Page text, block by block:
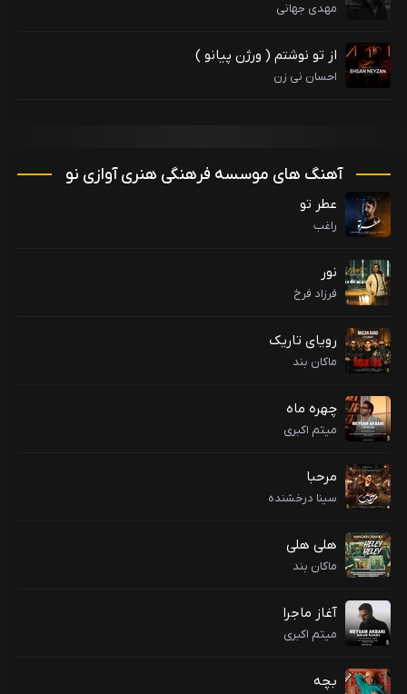
مهدی جهانی
از تو نوشتم ( ورژن پیانو )
احسان نی زن
آهنگ های موسسه فرهنگی هنری آوازی نو
عطر تو
راغب
نور
فرزاد فرخ
رویای تاریک
ماکان بند
چهره ماه
میثم اکبری
مرحبا
سینا درخشنده
هلی هلی
ماکان بند
آغاز ماجرا
میثم اکبری
بچه